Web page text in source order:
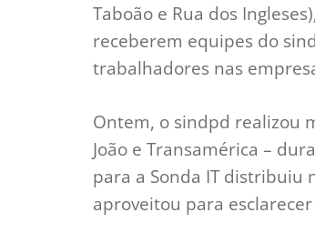
Taboão e Rua dos
receberem equipes do
trabalhadores nas
Ontem, o sindpd realizou
João e Transamérica –
para a Sonda IT distribuiu
aproveitou para